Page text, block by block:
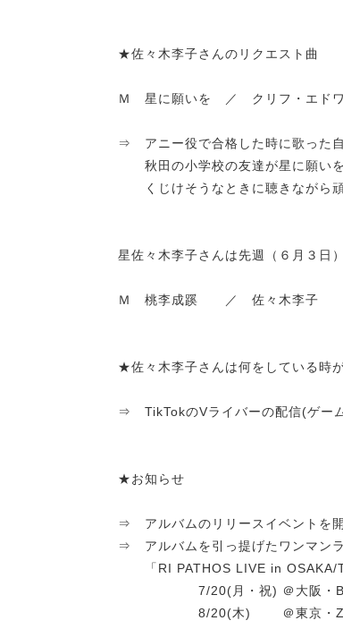
★佐々木李子さんのリクエスト曲
Ｍ 星に願いを ／ クリフ・エド
⇒ アニー役で合格した時に歌った自
秋田の小学校の友達が星に願いを
くじけそうなときに聴きながら頑
星佐々木李子さんは先週（６月３日
Ｍ 桃李成蹊 ／ 佐々木李子
★佐々木李子さんは何をしている時
⇒ TikTokのVライバーの配信(ゲー
★お知らせ
⇒ アルバムのリリースイベントを
⇒ アルバムを引っ提げたワンマン
「RI PATHOS LIVE in OSAKA/
7/20(月・祝) ＠大阪・
8/20(木) ＠東京・